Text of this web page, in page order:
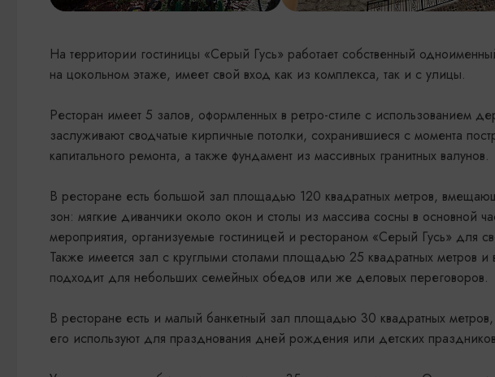
На территории гостиницы «Серый Гусь» работает собственный
на цокольном этаже, имеет свой вход как из комплекса, так и с улицы.
Ресторан имеет 5 залов, оформленных в ретро-стиле с использованием
заслуживают сводчатые кирпичные потолки, сохранившиеся с момента
капитального ремонта, а также фундамент из массивных гранитных валунов.
В ресторане есть большой зал площадью 120 квадратных метров,
зон: мягкие диванчики около окон и столы из массива сосны в основной
мероприятия, организуемые гостиницей и рестораном «Серый Гусь» для
Также имеется зал с круглыми столами площадью 25 квадратных
подходит для небольших семейных обедов или же деловых переговоров.
В ресторане есть и малый банкетный зал площадью 30 квадратных
его используют для празднования дней рождения или детских